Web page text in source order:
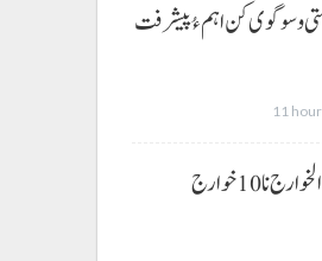
و سوگوی کن اہم ءُ پیشرفت
11
خیبر پختونخوا ٹی اِرا جتا کارروائی، فتنۃ الخوارج نا 10خوارج